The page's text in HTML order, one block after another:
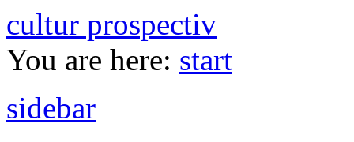
cultur prospectiv
You are here: start
sidebar